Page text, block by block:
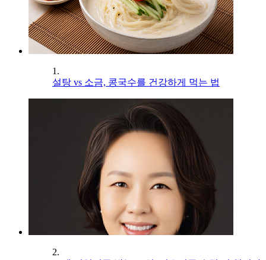
1.
설탕 vs 소금, 콩국수를 건강하게 먹는 법
2.